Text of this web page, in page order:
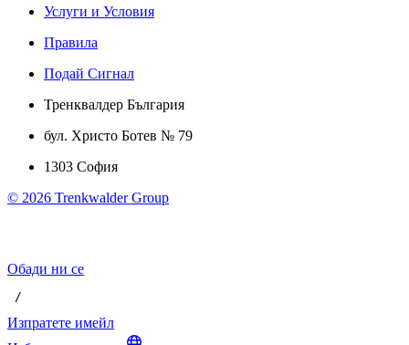
Услуги и Условия
Правила
Подай Сигнал
Тренквалдер България
бул. Христо Ботев № 79
1303 София
© 2026 Trenkwalder Group
Обади ни се
/
Изпратете имейл